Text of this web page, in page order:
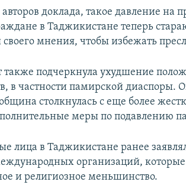
доклада, такое давление на
в Таджикистане теперь
мнения, чтобы избежать
также подчеркнула ухудшение
в частности памирской диаспоры.
столкнулась с еще более
меры по подавлению
лица в Таджикистане ранее
организаций,
и религиозное меньшинство.